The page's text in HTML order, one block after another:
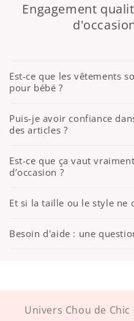
Engagement
Est-ce que les vêtements
pour bébé ?
Puis-je avoir confiance
des articles ?
Est-ce que ça vaut
d’occasion ?
Et si la taille ou le style ne
Besoin d'aide : une
Univers Chou de Chic